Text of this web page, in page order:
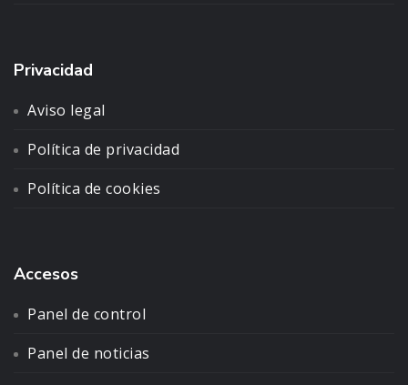
Privacidad
Aviso legal
Política de privacidad
Política de cookies
Accesos
Panel de control
Panel de noticias